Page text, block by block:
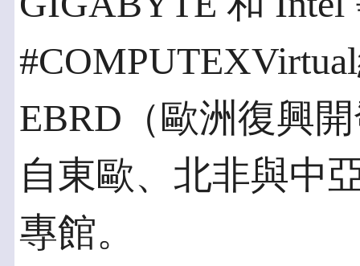
EBRD（歐洲復興
自東歐、北非與中
專館。